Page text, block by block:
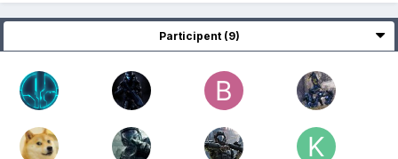
Participent (9)